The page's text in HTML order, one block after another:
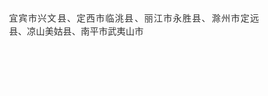
宜宾市兴文县、定西市临洮县、丽江市永胜县、滁州市定远
县、凉山美姑县、南平市武夷山市